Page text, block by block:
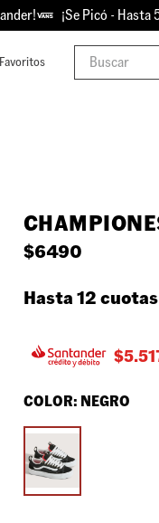
¡Se Picó - Hasta 50%
Buscar
$6490
Hasta 12
$
COLOR: NEGRO